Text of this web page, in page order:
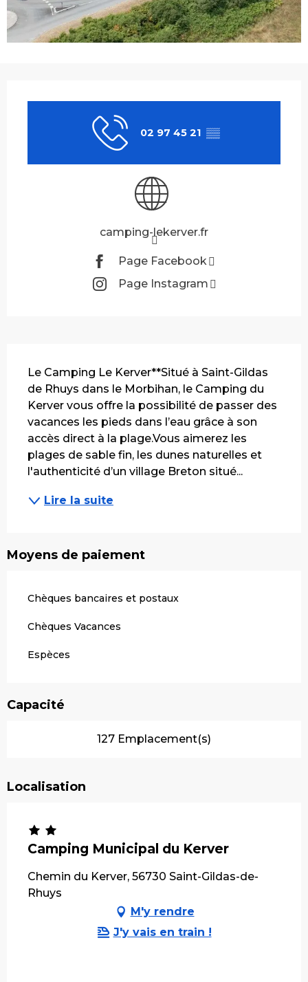
02 97 45 21 ▒▒
camping-lekerver.fr
Page Facebook
Page Instagram
Le Camping Le Kerver**Situé à Saint-Gildas
de Rhuys dans le Morbihan, le Camping du
Kerver vous offre la possibilité de passer des
vacances les pieds dans l’eau grâce à son
accès direct à la plage.Vous aimerez les
plages de sable fin, les dunes naturelles et
l'authenticité d’un village Breton situé...
Lire la suite
Moyens de paiement
Chèques bancaires et postaux
Chèques Vacances
Espèces
Capacité
127 Emplacement(s)
Localisation
Camping Municipal du Kerver
Chemin du Kerver, 56730 Saint-Gildas-de-
Rhuys
M'y rendre
J'y vais en train !